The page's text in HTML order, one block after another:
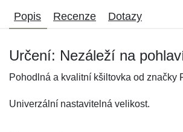
Popis Recenze Dotazy
Určení: Nezáleží na
Pohodlná a kvalitní kšiltovka od značky
Univerzální nastavitelná velikost.